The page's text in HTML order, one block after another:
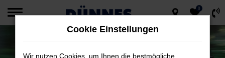
Zum
0
Cookie Einstellungen
Wir nutzen Cookies, um Ihnen die bestmögliche